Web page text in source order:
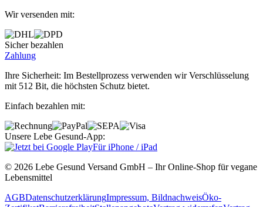
Wir versenden mit:
Sicher bezahlen
Zahlung
Ihre Sicherheit: Im Bestellprozess verwenden wir Verschlüsselung
mit 512 Bit, die höchsten Schutz bietet.
Einfach bezahlen mit:
Unsere Lebe Gesund-App:
Für iPhone / iPad
© 2026 Lebe Gesund Versand GmbH – Ihr Online‐Shop für vegane
Lebensmittel
AGBDatenschutzerklärungImpressum, BildnachweisÖko‐